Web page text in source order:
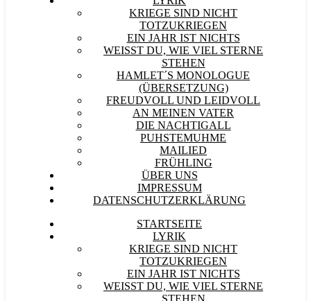
KRIEGE SIND NICHT
TOTZUKRIEGEN
EIN JAHR IST NICHTS
WEISST DU, WIE VIEL STERNE S
TEHEN
HAMLET´S MONOLOGUE
(ÜBERSETZUNG)
FREUDVOLL UND LEIDVOLL
AN MEINEN VATER
DIE NACHTIGALL
PUHSTEMUHME
MAILIED
FRÜHLING
ÜBER UNS
IMPRESSUM
DATENSCHUTZERKLÄRUNG
STARTSEITE
LYRIK
KRIEGE SIND NICHT
TOTZUKRIEGEN
EIN JAHR IST NICHTS
WEISST DU, WIE VIEL STERNE S
TEHEN